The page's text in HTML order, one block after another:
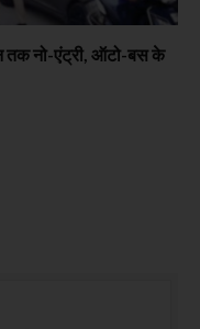
तक नो-एंट्री, ऑटो-बस के